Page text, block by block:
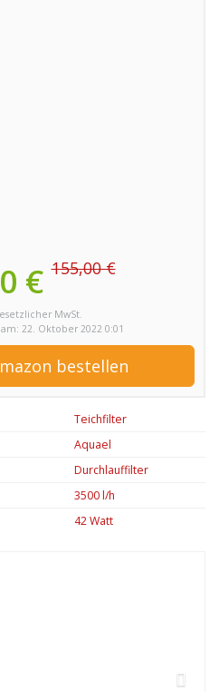
€155,00 €
MwSt.
22. Oktober 2022 0:01
bestellen
Teichfilter
Aquael
Durchlauffilter
3500 l/h
42 Watt